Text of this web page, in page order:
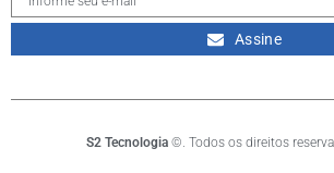
Assine
S2 Tecnologia ©. Todos os direitos